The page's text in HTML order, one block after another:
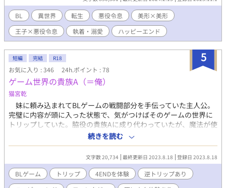
話に※マークを付けました。こちらのマークがある場合は必ず読
む前のご注意をお読みください。 ※小説家になろうさんでも公開
しております。 ※小説家になろうさんにてこちらの作品のTwitter
まとめが置いてあります。(Twitterまとめは量が多いのでこちらで
は公開しません)
BL 異世界 転生 悪役令息
美形×美形
王子×悪役令息
執着・溺愛 ハッピーエンド
5
短編 完結 R18
お気に入り : 346 24h.ポイント : 78
ゲーム世界の貴族A（＝俺）
猫宮乾
妹に頼み込まれてBLゲームの戦闘部分を手伝っていた主人公。
完璧に内容が頭に入った状態で、気がつけばそのゲームの世界に
トリップしていた。脇役の貴族Aに成り代わっていたが、魔法が使
えて楽しすぎた！ が、BLゲームの世界だって事を忘れていた。
続きを読む
文字数 20,734 最終更新日 2023.8.18 登録日 2023.8.18
BLゲーム トリップ 4ENDを体験
逆トリップあり